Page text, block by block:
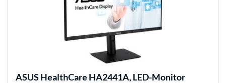
ASUS HealthCare HA2441A, LED-Monitor